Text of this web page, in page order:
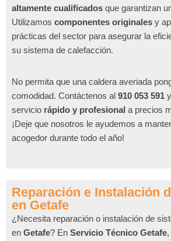
altamente cualificados que garantizan
Utilizamos componentes originales y
prácticas del sector para asegurar la
su sistema de calefacción.
No permita que una caldera averiada
comodidad. Contáctenos al 910 053 591
servicio rápido y profesional a precios
¡Deje que nosotros le ayudemos a
acogedor durante todo el año!
Reparación e Instalación
en Getafe
¿Necesita reparación o instalación de
en Getafe? En Servicio Técnico Getafe